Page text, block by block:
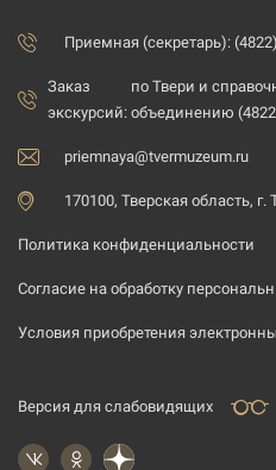
Приемная (секретарь):
Заказ
экскурсий:
по Твери и
объединению
priemnaya@tvermuzeum.ru
170100, Тверская область, г.
Политика конфиденциальности
Согласие на обработку
Условия приобретения
Версия для слабовидящих